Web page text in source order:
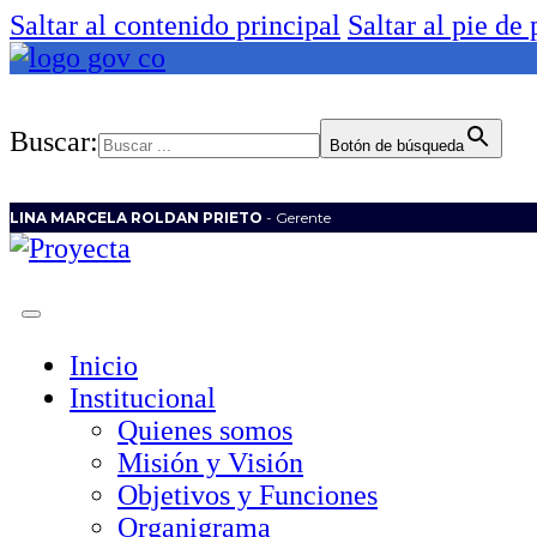
Saltar al contenido principal Saltar al pie de
Buscar: Botón de búsqueda
LINA MARCELA ROLDAN PRIETO - Gerente
Inicio
Institucional
Quienes somos
Misión y Visión
Objetivos y Funciones
Organigrama